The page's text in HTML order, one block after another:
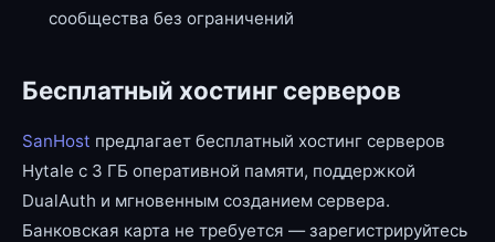
сообщества без ограничений
Бесплатный хостинг серверов
SanHost предлагает бесплатный хостинг серверов
Hytale с 3 ГБ оперативной памяти, поддержкой
DualAuth и мгновенным созданием сервера.
Банковская карта не требуется — зарегистрируйтесь